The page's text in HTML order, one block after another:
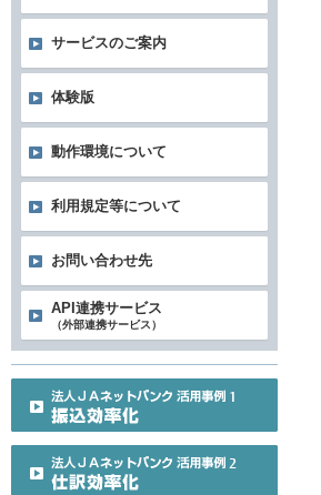
サービスのご案内
体験版
動作環境について
利用規定等について
お問い合わせ先
API連携サービス
（外部連携サービス）